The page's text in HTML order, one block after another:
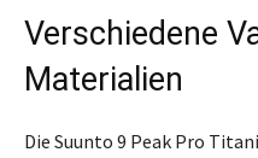
Verschiedene
Materialien
Die Suunto 9 Peak Pro